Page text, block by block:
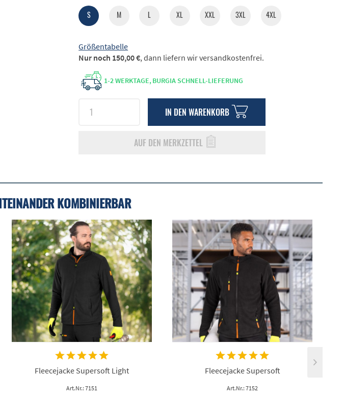
S M L XL XXL 3XL 4XL
Größentabelle
1-2 WERKTAGE,BURGIA SCHNELL-LIEFERUNG
IN DEN WARENKORB
AUF DEN MERKZETTEL
Nur noch 150,00 €, dann liefern wir versandkostenfrei.
KOMBINIERBAR
Fleecejacke Supersoft Light
Art.Nr.: 7151
Fleecejacke Supersoft
Art.Nr.: 7152